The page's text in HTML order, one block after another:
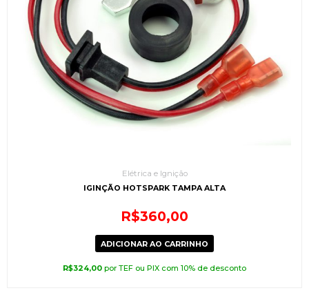
Elétrica e Ignição
IGINÇÃO HOTSPARK TAMPA ALTA
R$360,00
ADICIONAR AO CARRINHO
R$324,00 por TEF ou PIX com 10% de desconto